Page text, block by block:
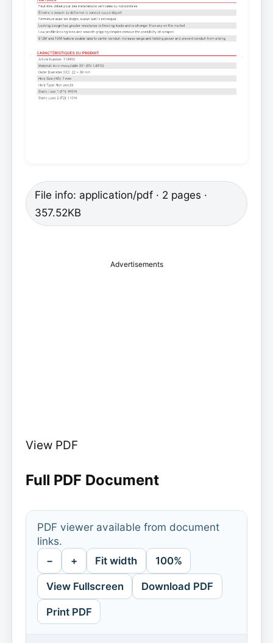
File info: application/pdf · 2 pages ·
357.52KB
Advertisements
View PDF
Full PDF Document
PDF viewer available from document
links.
− + Fit width 100%
View Fullscreen Download PDF
Print PDF